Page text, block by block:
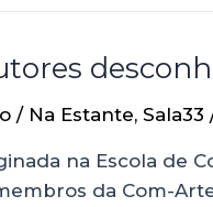
/ Na Estante, Sala33
na Escola de
da Com-